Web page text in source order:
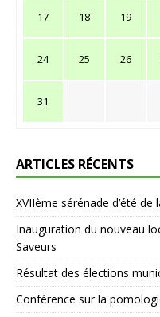
17 18 19
24 25 26
31
ARTICLES RÉCENTS
XVIIème sérénade d’été de
Inauguration du nouveau
Saveurs
Résultat des élections
Conférence sur la